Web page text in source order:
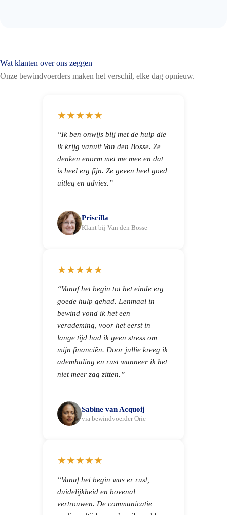
Wat klanten over ons zeggen
Onze bewindvoerders maken het verschil, elke dag opnieuw.
★★★★★
“Ik ben onwijs blij met de hulp die
ik krijg vanuit Van den Bosse. Ze
denken enorm met me mee en dat
is heel erg fijn. Ze geven heel goed
uitleg en advies.”
Priscilla
Klant bij Van den Bosse
★★★★★
“Vanaf het begin tot het einde erg
goede hulp gehad. Eenmaal in
bewind vond ik het een
verademing, voor het eerst in
lange tijd had ik geen stress om
mijn financiën. Door jullie kreeg ik
ademhaling en rust wanneer ik het
niet meer zag zitten.”
Sabine van Acquoij
via bewindvoerder Orie
★★★★★
“Vanaf het begin was er rust,
duidelijkheid en bovenal
vertrouwen. De communicatie